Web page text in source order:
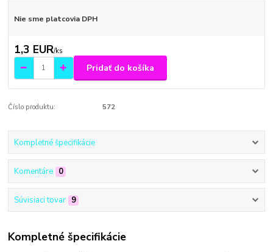
Nie sme platcovia DPH
1,3 EUR/ks
Pridať do košíka
Číslo produktu: 572
Kompletné špecifikácie
Komentáre 0
Súvisiaci tovar 9
Kompletné špecifikácie